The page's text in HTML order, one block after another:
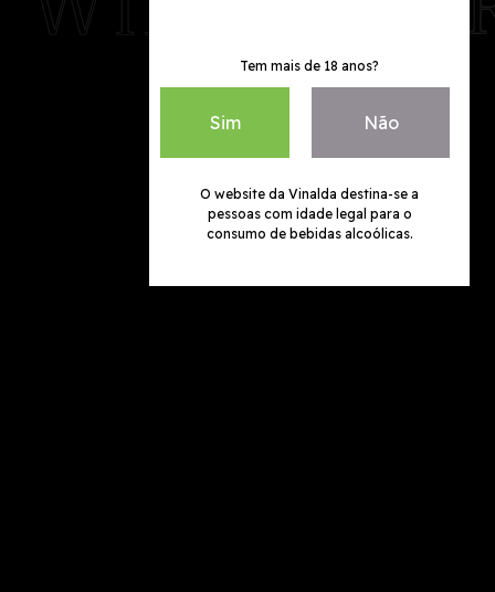
Tem mais de 18 anos?
Sim Não
O website da Vinalda destina-se a
pessoas com idade legal para o
consumo de bebidas alcoólicas.